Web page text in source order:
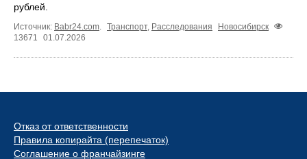
рублей.
Источник: Babr24.com Транспорт, Расследования
Новосибирск
13671
01.07.2026
Отказ от ответственности
Правила копирайта (перепечаток)
Соглашение о франчайзинге